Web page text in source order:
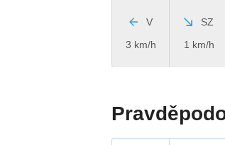
V
3 km/h
SZ
1 km/h